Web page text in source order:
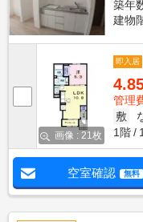
築年
建物
画像 : 21枚
即入居
管理
敷
1階
空室確認 無料